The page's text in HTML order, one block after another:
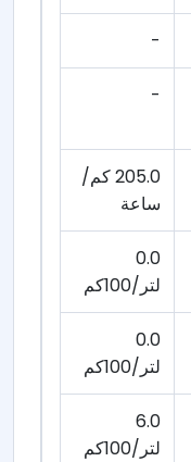
-
-
205.0 كم/
ساعة
0.0
لتر/100كم
0.0
لتر/100كم
6.0
لتر/100كم